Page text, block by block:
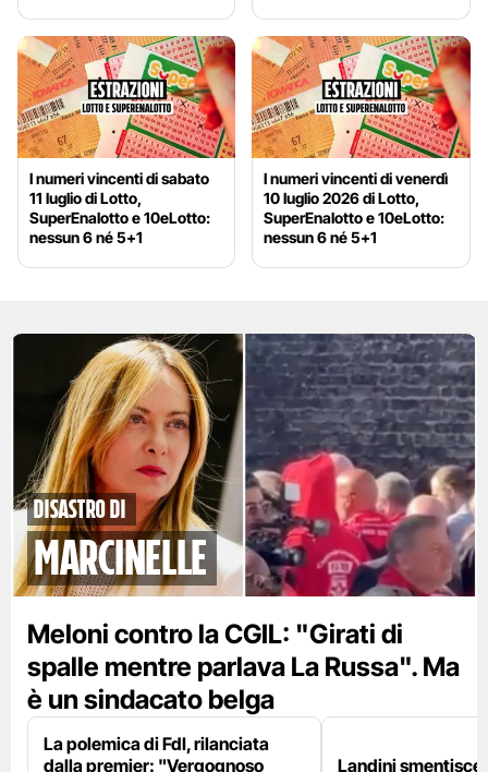
I numeri vincenti di sabato
11 luglio di Lotto,
SuperEnalotto e 10eLotto:
nessun 6 né 5+1
I numeri vincenti di venerdì
10 luglio 2026 di Lotto,
SuperEnalotto e 10eLotto:
nessun 6 né 5+1
disastro di
marcinelle
Meloni contro la CGIL: "Girati di
spalle mentre parlava La Russa". Ma
è un sindacato belga
La polemica di FdI, rilanciata
dalla premier: "Vergognoso
Landini